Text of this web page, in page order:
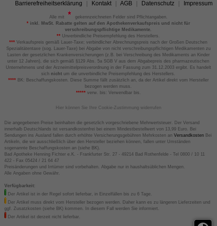
Barrierefreiheitserklärung Kontakt AGB Datenschutz Impressum
Alle mit
gekennzeichneten Felder sind Pflichtangaben.
*inkl. MwSt. Rabatte gelten auf den Apothekenverkaufspreis und nicht für
verschreibungspflichtige Medikamente.
** Unverbindliche Preisempfehlung des Herstellers.
*** Verkaufspreis gemäß Lauer-Taxe; verbindlicher Abrechnungspreis nach der Großen Deutschen
Spezialitätentaxe (sog. Lauer-Taxe) bei Abgabe von nicht verschreibungspflichtigen Medikamenten zu
Lasten der gesetzlichen Krankenversicherungen (z.B. bei Verschreibung des Medikaments an Kinder
unter 12 Jahren), die sich gemäß §129 Abs. 5a SGB V aus dem Abgabepreis des pharmazeutischen
Unternehmens und der Arzneimittelpreisverordnung in der Fassung zum 31.12.2003 ergibt. Es handelt
sich nicht um die unverbindliche Preisempfehlung des Herstellers.
****BK: Beschaffungskosten. Diese Summe fällt zusätzlich an, da der Artikel direkt vom Hersteller
bezogen werden muss.
*****verw. bis: Verwendbar bis.
Hier können Sie Ihre Cookie-Zustimmung widerrufen
Die angegebenen Preise beinhalten die gesetzlich vorgeschriebene Mehrwertsteuer. Der Versand
innerhalb Deutschlands ist versandkostenfrei bei einem Mindestbestellwert von 13,99 Euro. Bei
Sendungen ins Ausland fallen durch erhöhte Versicherungsgebühren Mehrkosten an VersandkostenBei
Artikeln, die wir ausschließlich über den Hersteller beziehen können, fallen unter Umständen
sogenannte Beschaffungskosten an (siehe BK).
Bad Apotheke Henning Fichter e.K. - Frankfurter Str. 27 - 49214 Bad Rothenfelde - Tel 0800 / 10 11
422 - Fax 05424 / 21 64 47
Preisänderungen und Irrtümer sind vorbehalten. Abgabe nur in haushaltsüblichen Mengen.
Alle Angaben ohne Gewähr.
Verfügbarkeit:
Der Artikel ist in der Regel sofort lieferbar, in Einzelfällen bis zu 6 Tage.
Der Artikel muss direkt vom Hersteller bezogen werden. Daher kann es zu längeren Lieferzeiten und
ggf. Zusatzkosten (siehe BK) kommen. In diesem Fall werden Sie informiert.
Der Artikel ist derzeit nicht lieferbar.